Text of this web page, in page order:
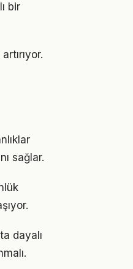
bir
sağlar.
dayalı